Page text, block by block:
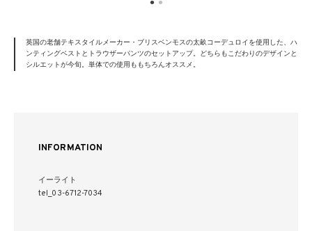
英国の老舗テキスタイルメーカー・ブリスベンモスの太畝コーデュロイを使用した、ハ
ンティングベストとトラウザーパンツのセットアップ。どちらもこだわりのデザインと
シルエットが今旬。単体での使用ももちろんオススメ。
INFORMATION
イーライト
tel_03-6712-7034